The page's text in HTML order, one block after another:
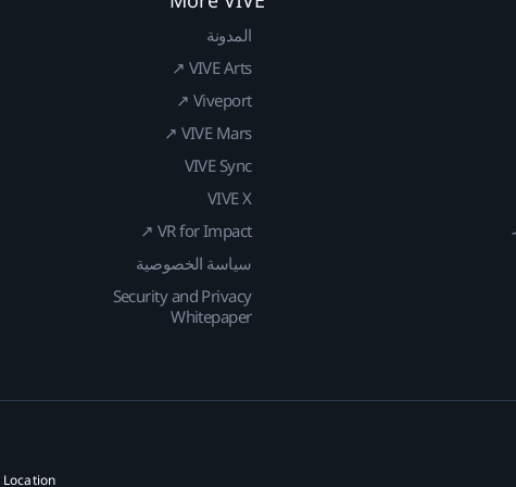
المدونة
VIVE Arts ↗
Viveport ↗
VIVE Mars ↗
VIVE Sync
VIVE X
VR for Impact ↗
سياسة الخصوصية
Security and Privacy
Whitepaper
Location